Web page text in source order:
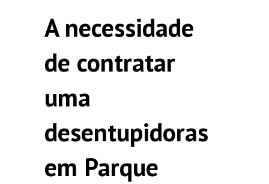
A necessidade
de contratar
uma
desentupidoras
em Parque